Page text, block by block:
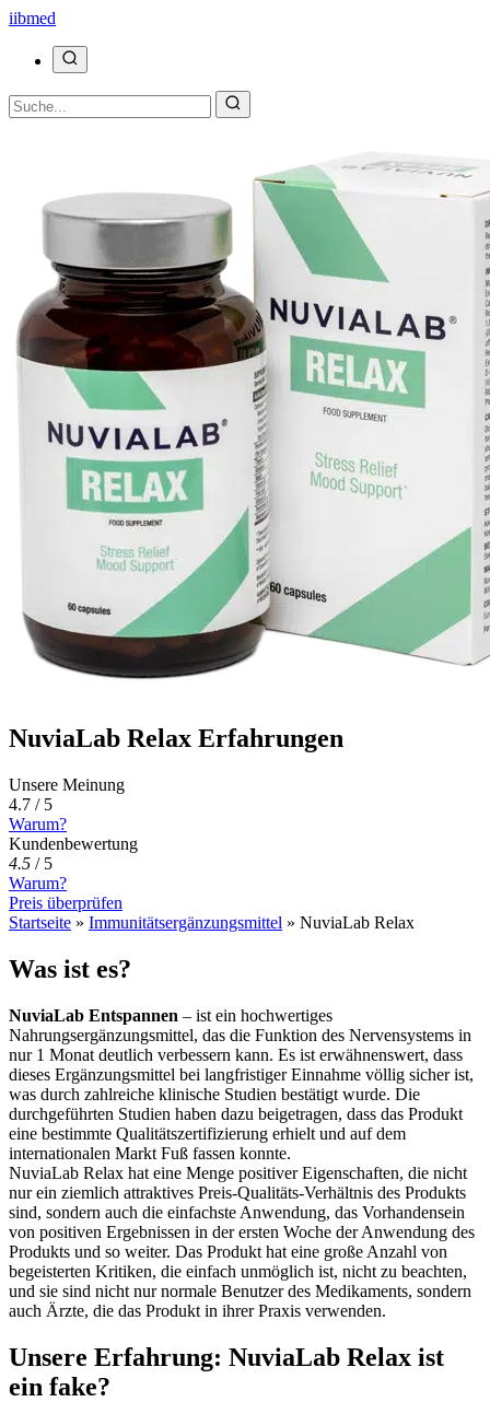
iibmed
NuviaLab Relax Erfahrungen
Unsere Meinung
4.7 / 5
Warum?
Kundenbewertung
4.5 / 5
Warum?
Preis überprüfen
Startseite » Immunitätsergänzungsmittel » NuviaLab Relax
Was ist es?
NuviaLab Entspannen – ist ein hochwertiges
Nahrungsergänzungsmittel, das die Funktion des Nervensystems in
nur 1 Monat deutlich verbessern kann. Es ist erwähnenswert, dass
dieses Ergänzungsmittel bei langfristiger Einnahme völlig sicher ist,
was durch zahlreiche klinische Studien bestätigt wurde. Die
durchgeführten Studien haben dazu beigetragen, dass das Produkt
eine bestimmte Qualitätszertifizierung erhielt und auf dem
internationalen Markt Fuß fassen konnte.
NuviaLab Relax hat eine Menge positiver Eigenschaften, die nicht
nur ein ziemlich attraktives Preis-Qualitäts-Verhältnis des Produkts
sind, sondern auch die einfachste Anwendung, das Vorhandensein
von positiven Ergebnissen in der ersten Woche der Anwendung des
Produkts und so weiter. Das Produkt hat eine große Anzahl von
begeisterten Kritiken, die einfach unmöglich ist, nicht zu beachten,
und sie sind nicht nur normale Benutzer des Medikaments, sondern
auch Ärzte, die das Produkt in ihrer Praxis verwenden.
Unsere Erfahrung: NuviaLab Relax ist
ein fake?